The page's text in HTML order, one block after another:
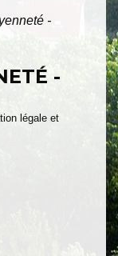
-
-
légale et